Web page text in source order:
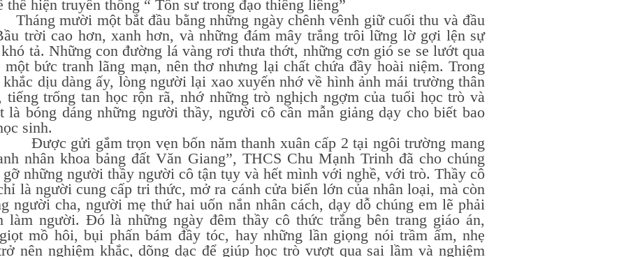
thể hiện truyền thống “ Tôn sư trong đạo thiêng liêng”
mười một bắt đầu bằng những ngày chênh vênh giữ cuối thu và đầu
trời cao hơn, xanh hơn, và những đám mây trắng trôi lững lờ gợi lện sự
tả. Những con đường lá vàng rơi thưa thớt, những cơn gió se se lướt qua
một bức tranh lãng mạn, nên thơ nhưng lại chất chứa đầy hoài niệm. Trong
khắc dịu dàng ấy, lòng người lại xao xuyến nhớ về hình ảnh mái trường thân
tiếng trống tan học rộn rã, nhớ những trò nghịch ngợm của tuổi học trò và
là bóng dáng những người thầy, người cô cần mẫn giảng dạy cho biết bao
sinh.
gắm trọn vẹn bốn năm thanh xuân cấp 2 tại ngôi trường mang
nhân khoa bảng đất Văn Giang”, THCS Chu Mạnh Trinh đã cho chúng
gỡ những người thầy người cô tận tụy và hết mình với nghề, với trò. Thầy cô
là người cung cấp tri thức, mở ra cánh cửa biển lớn của nhân loại, mà còn
người cha, người mẹ thứ hai uốn nắn nhân cách, dạy dỗ chúng em lẽ phải
làm người. Đó là những ngày đêm thầy cô thức trắng bên trang giáo án,
mồ hôi, bụi phấn bám đầy tóc, hay những lần giọng nói trầm ấm, nhẹ
nên nghiệm khắc, dõng dạc để giúp học trò vượt qua sai lầm và nghiệm